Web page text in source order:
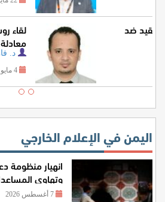
إغتيال الصحفيين..
مجهول دائمًا
عيدي المنيفي
26 يونيو 2026
اليمن في الإعلام الخارجي
انهيار منظومة
وتهاوي
7 أغسطس 2026